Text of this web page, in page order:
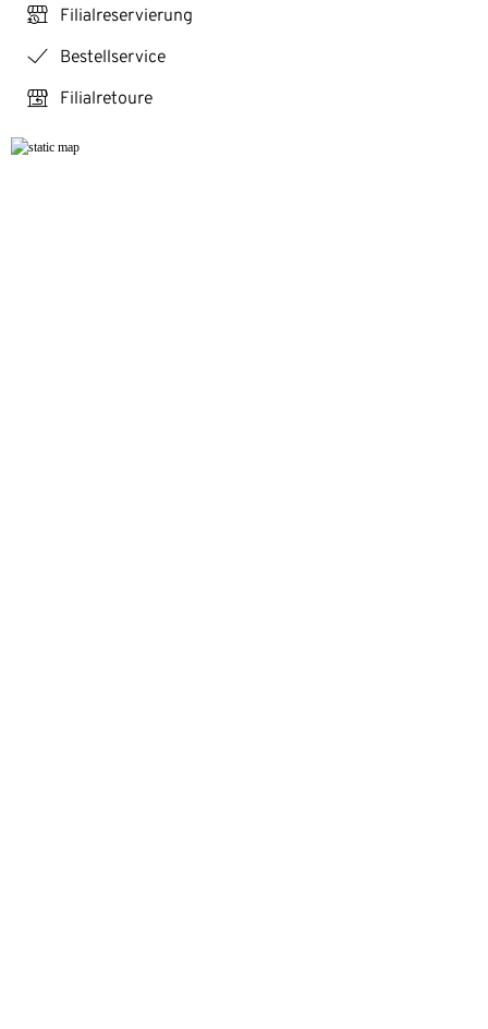
click_reserve_store Filialreservierung
checkmark Bestellservice
store_return Filialretoure